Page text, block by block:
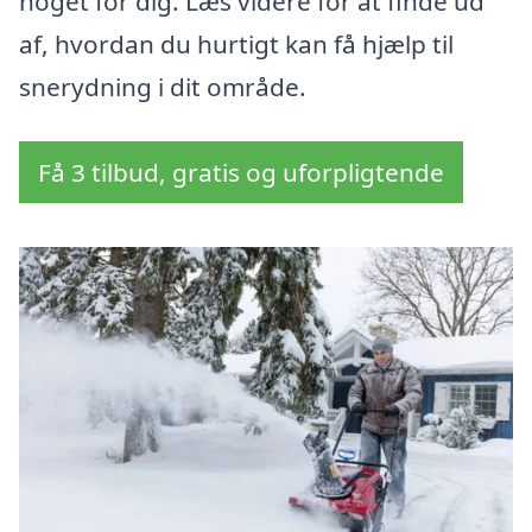
af, hvordan du hurtigt kan få hjælp til
snerydning i dit område.
Få 3 tilbud, gratis og uforpligtende